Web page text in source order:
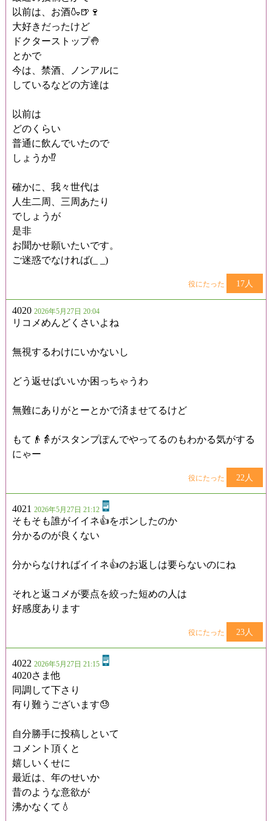
以前は、お酒🍶🍺🍷
大好きだったけど
ドクターストップ🤚
とかで
今は、禁酒、ノンアルに
しているなどの方達は
以前は
どのくらい
普通に飲んでいたので
しょうか⁉️
確かに、我々世代は
人生二周、三周あたり
でしょうが
是非
お聞かせ願いたいです。
ご迷惑でなければ(_ _)
役にたった 17人
4020 2026年5月27日 20:04
リコメめんどくさいよね
無視するわけにいかないし
どう返せばいいか困っちゃうわ
無難にありがとーとかで済ませてるけど
もて👴👵がスタンプぽんでやってるのもわかる気がする
にゃー
役にたった 22人
4021 2026年5月27日 21:12
そもそも誰がイイネ👍をポンしたのか
分かるのが良くない
分からなければイイネ👍のお返しは要らないのにね
それと返コメが要点を絞った短めの人は
好感度あります
役にたった 23人
4022 2026年5月27日 21:15
4020さま他
同調して下さり
有り難うございます😓
自分勝手に投稿しといて
コメント頂くと
嬉しいくせに
最近は、年のせいか
昔のような意欲が
沸かなくて💧